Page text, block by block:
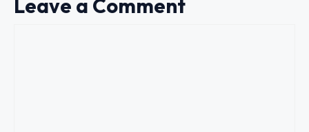
Leave a Comment